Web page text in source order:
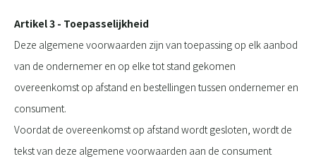
Artikel 3 - Toepasselijkheid
Deze algemene voorwaarden zijn van toepassing op elk aanbod
van de ondernemer en op elke tot stand gekomen
overeenkomst op afstand en bestellingen tussen ondernemer en
consument.
Voordat de overeenkomst op afstand wordt gesloten, wordt de
tekst van deze algemene voorwaarden aan de consument